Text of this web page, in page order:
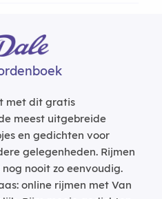
met dit gratis
meest uitgebreide
en gedichten voor
gelegenheden. Rijmen
nooit zo eenvoudig.
online rijmen met Van